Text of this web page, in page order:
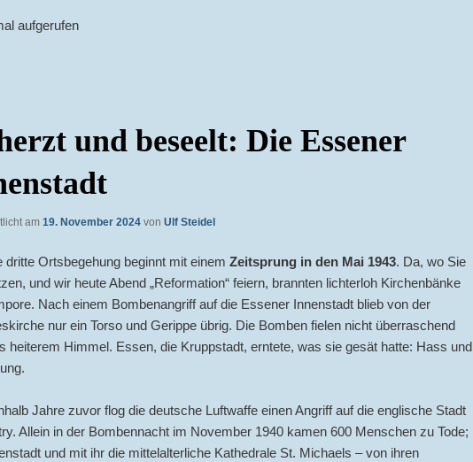
aufgerufen
und beseelt: Die Essener
am 19. November 2024 von Ulf Steidel
dritte Ortsbegehung beginnt mit einem Zeitsprung in den Mai 1943. Da, wo Sie
und wir heute Abend „Reformation“ feiern, brannten lichterloh Kirchenbänke
Nach einem Bombenangriff auf die Essener Innenstadt blieb von der
nur ein Torso und Gerippe übrig. Die Bomben fielen nicht überraschend
heiterem Himmel. Essen, die Kruppstadt, erntete, was sie gesät hatte: Hass und
Jahre zuvor flog die deutsche Luftwaffe einen Angriff auf die englische Stadt
Allein in der Bombennacht im November 1940 kamen 600 Menschen zu Tode;
und mit ihr die mittelalterliche Kathedrale St. Michaels – von ihren